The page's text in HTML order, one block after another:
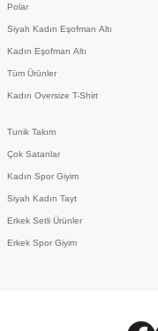
Polar
Siyah Kadın Eşofman Altı
Kadın Eşofman Altı
Tüm Ürünler
Kadın Oversize T-Shirt
Tunik Takım
Çok Satanlar
Kadın Spor Giyim
Siyah Kadın Tayt
Erkek Setli Ürünler
Erkek Spor Giyim